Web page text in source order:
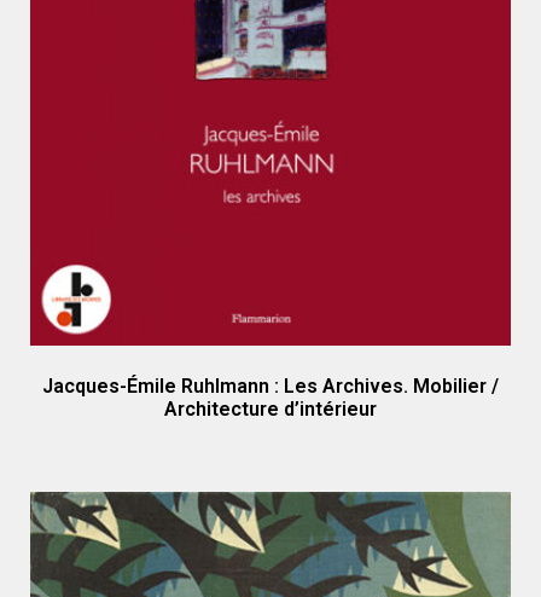
Jacques-Émile Ruhlmann : Les Archives. Mobilier /
Architecture d’intérieur